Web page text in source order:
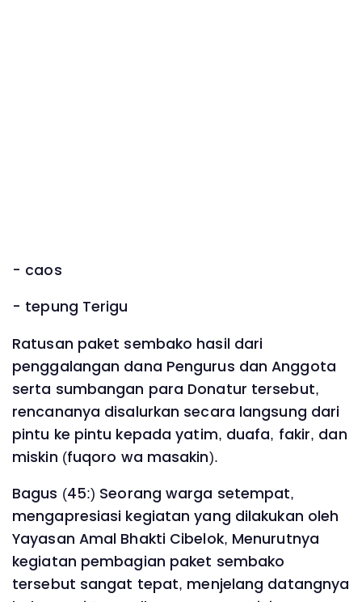
- caos
- tepung Terigu
Ratusan paket sembako hasil dari
penggalangan dana Pengurus dan Anggota
serta sumbangan para Donatur tersebut,
rencananya disalurkan secara langsung dari
pintu ke pintu kepada yatim, duafa, fakir, dan
miskin (fuqoro wa masakin).
Bagus (45:) Seorang warga setempat,
mengapresiasi kegiatan yang dilakukan oleh
Yayasan Amal Bhakti Cibelok, Menurutnya
kegiatan pembagian paket sembako
tersebut sangat tepat, menjelang datangnya